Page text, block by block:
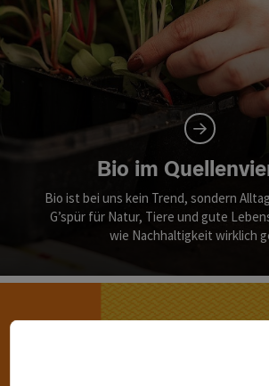
Bio im
Bio ist bei uns kein Trend, sondern
G’spür für Natur, Tiere und gute
wie Nachhaltigkeit wirklich